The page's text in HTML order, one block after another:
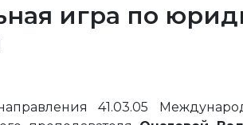
игра по
41.03.05